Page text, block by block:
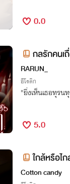
0.0
กลรักคนเ
RARUN_
อีโรติก
"ยิ่งเห็นเธอทุรน
5.0
ใกล้หรือไ
Cotton candy